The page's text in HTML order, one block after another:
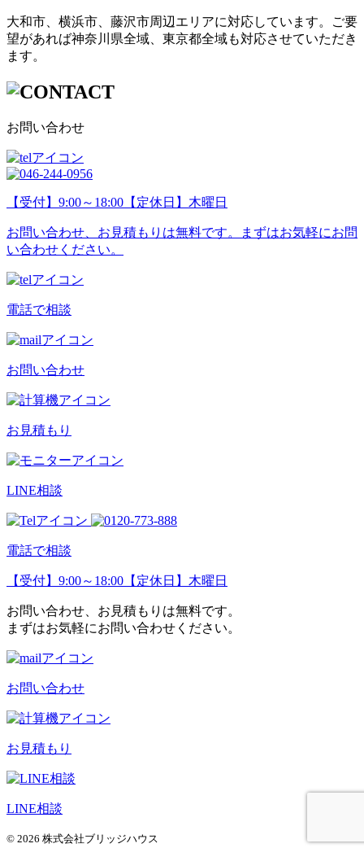
大和市、横浜市、藤沢市周辺エリアに対応しています。ご要
望があれば神奈川県全域、東京都全域も対応させていただき
ます。
お問い合わせ
【受付】9:00～18:00【定休日】木曜日
お問い合わせ、お見積もりは無料です。まずはお気軽にお問
い合わせください。
電話で相談
お問い合わせ
お見積もり
LINE相談
電話で相談
【受付】9:00～18:00【定休日】木曜日
お問い合わせ、お見積もりは無料です。
まずはお気軽にお問い合わせください。
お問い合わせ
お見積もり
LINE相談
© 2026 株式会社ブリッジハウス